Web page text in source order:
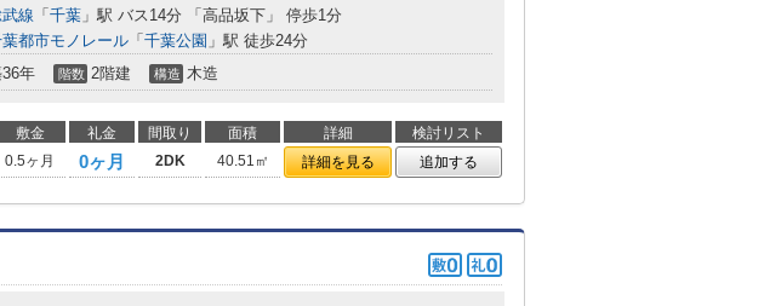
線 「 千葉 」駅 バス14分 「高品坂下」 停歩1分
都市モノレール 「 千葉公園 」駅 徒歩24分
年 階数 2階建 構造 木造
敷金 礼金 間取り 面積 詳細
検討リスト
0.5ヶ月 0ヶ月 2DK 40.51㎡ 詳細を見る 追加する